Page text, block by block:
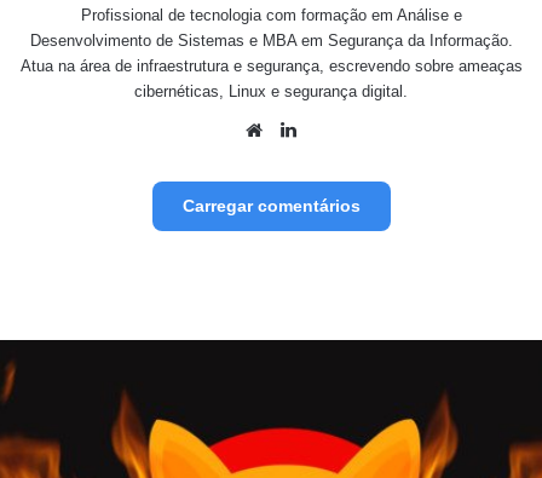
Profissional de tecnologia com formação em Análise e
Desenvolvimento de Sistemas e MBA em Segurança da Informação.
Atua na área de infraestrutura e segurança, escrevendo sobre ameaças
cibernéticas, Linux e segurança digital.
Website
Carregar comentários